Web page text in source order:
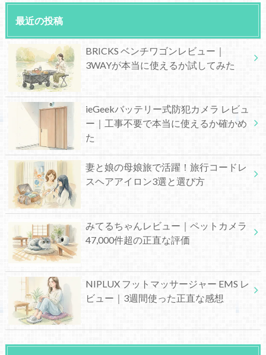
最近の投稿
BRICKS ベンチワゴンレビュー｜
3WAYが本当に使えるか試してみた
ieGeekバッテリー式防犯カメラ レビュ
ー｜工事不要で本当に使えるか確かめ
た
妻と娘の母娘旅で活躍！旅行コードレ
スヘアアイロン3選と選び方
みてるちゃんレビュー｜ペットカメラ
47,000件超の正直な評価
NIPLUX フットマッサージャー EMS レ
ビュー｜3週間使った正直な感想